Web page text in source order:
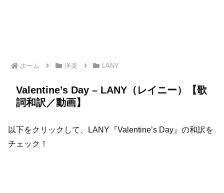
ホーム 洋楽 LANY
Valentine’s Day – LANY（レイニー）【歌
詞和訳／動画】
以下をクリックして、LANY『Valentine’s Day』の和訳を
チェック！